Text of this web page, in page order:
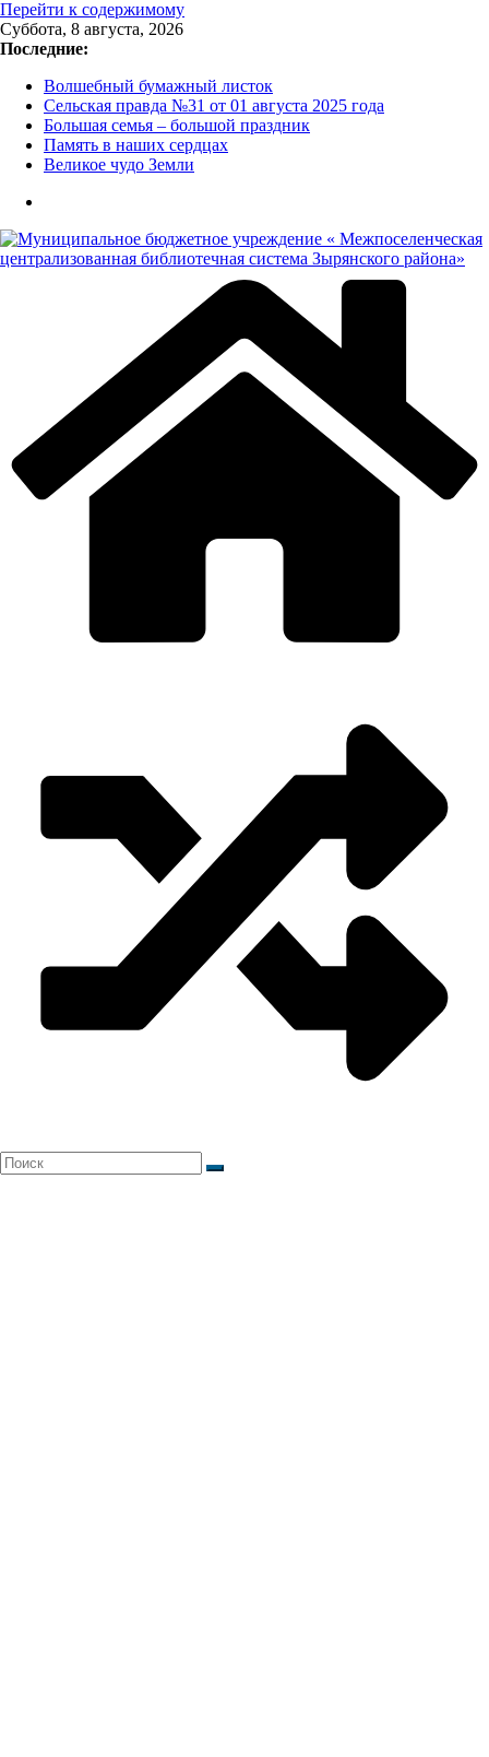
Перейти к содержимому
Суббота, 8 августа, 2026
Последние:
Волшебный бумажный листок
Сельская правда №31 от 01 августа 2025 года
Большая семья – большой праздник
Память в наших сердцах
Великое чудо Земли